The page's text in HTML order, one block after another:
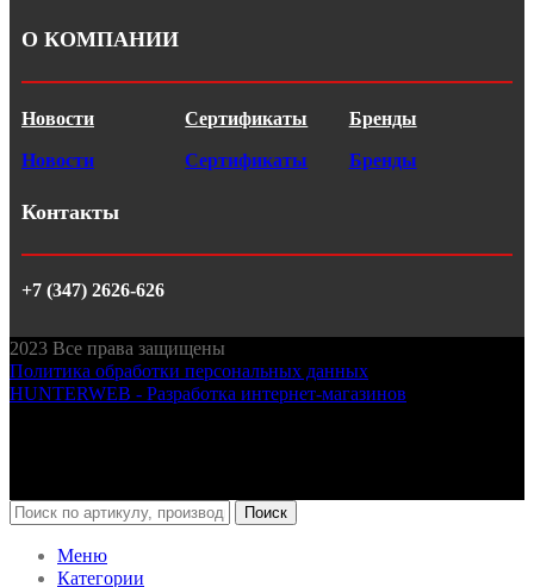
О КОМПАНИИ
Новости Сертификаты Бренды
Новости Сертификаты Бренды
Контакты
+7 (347) 2626-626
2023 Все права защищены
Политика обработки персональных данных
HUNTERWEB - Разработка интернет-магазинов
Поиск
Меню
Категории